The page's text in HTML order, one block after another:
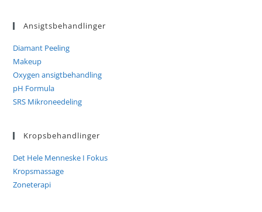
Ansigtsbehandlinger
Diamant Peeling
Makeup
Oxygen ansigtbehandling
pH Formula
SRS Mikroneedeling
Kropsbehandlinger
Det Hele Menneske I Fokus
Kropsmassage
Zoneterapi